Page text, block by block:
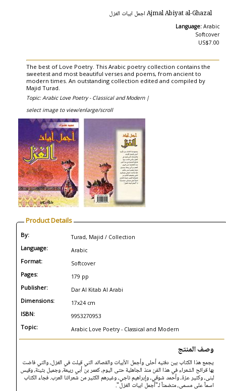
Ajmal Abiyat al-Ghazal اجمل ابيات الغزل
Language: Arabic
Softcover
US$7.00
The best of Love Poetry. This Arabic poetry collection contains the
sweetest and most beautiful verses and poems, from ancient to
modern times. An outstanding collection edited and compiled by
Majid Turad.
Topic: Arabic Love Poetry - Classical and Modern |
select image to view/enlarge/scroll
Product Details
By: Turad, Majid / Collection
Language: Arabic
Format: Softcover
Pages: 179 pp
Publisher: Dar Al Kitab Al Arabi
Dimensions: 17x24 cm
ISBN: 9953270953
Topic: Arabic Love Poetry - Classical and Modern
وصف المنتج
يجمع هذا الكتاب بين دفتيه أحلى وأجمل الأبيات والقصائد التي قيلت في الغزل، والتي فاضت
بها قرائح الشعراء في هذا الفن منذ الجاهلية حتى اليوم، كعمر بن أبي ربيعة، وجميل بثينة، وقيس
لبنى، وكثير عزة، وأحمد شوقي، وإبراهيم ناجي، وغيرهم الكثير من شعرائنا العرب. فجاء الكتاب
اسماً على مسمى، متضمناً لـ"أجمل ابيات الغزل".